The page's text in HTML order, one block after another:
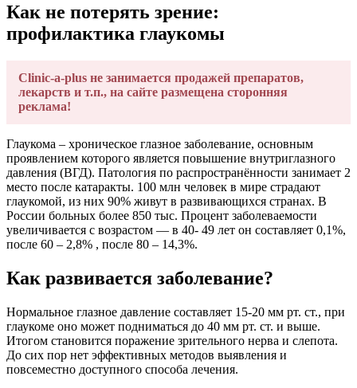
Как не потерять зрение:
профилактика глаукомы
Clinic-a-plus не занимается продажей препаратов,
лекарств и т.п., на сайте размещена сторонняя
реклама!
Глаукома – хроническое глазное заболевание, основным
проявлением которого является повышение внутриглазного
давления (ВГД). Патология по распространённости занимает 2
место после катаракты. 100 млн человек в мире страдают
глаукомой, из них 90% живут в развивающихся странах. В
России больных более 850 тыс. Процент заболеваемости
увеличивается с возрастом — в 40- 49 лет он составляет 0,1%,
после 60 – 2,8% , после 80 – 14,3%.
Как развивается заболевание?
Нормальное глазное давление составляет 15-20 мм рт. ст., при
глаукоме оно может подниматься до 40 мм рт. ст. и выше.
Итогом становится поражение зрительного нерва и слепота.
До сих пор нет эффективных методов выявления и
повсеместно доступного способа лечения.